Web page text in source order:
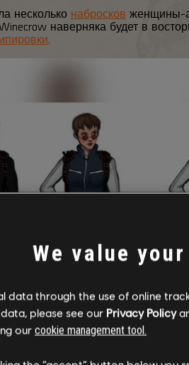
несколько набросков женщины-
наверняка будет в
We value
data through the use of online
please see our Privacy Policy
our cookie management tool.